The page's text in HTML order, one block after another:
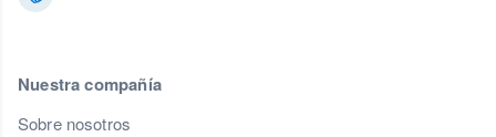
Nuestra compañía
Sobre nosotros